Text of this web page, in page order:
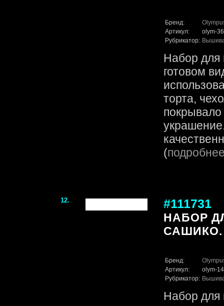
Бренд:
Артикул:
olym-36
Рубрикатор:
Набор
готовом
торта,
(
12. #111731
НАБОР
САШИКО.
Бренд:
Артикул:
olym-14
Рубрикатор:
Набор